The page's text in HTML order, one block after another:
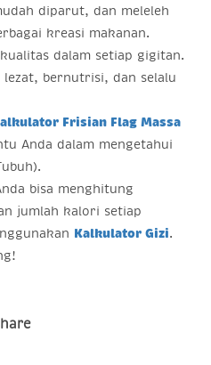
diparut, dan meleleh
kreasi makanan.
dalam setiap gigitan.
lezat, bernutrisi, dan selalu
Frisian Flag Massa
Anda dalam mengetahui
bisa menghitung
jumlah kalori setiap
Kalkulator Gizi.